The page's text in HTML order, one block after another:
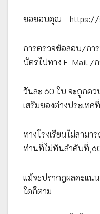
ขอขอบคุณ https://
การตรวจข้อสอบ/กา
บัตรไปทาง E-Mail /
วันละ 60 ใบ จะถูกคว
เสริมของต่างประเทศ
ทางโรงเรียนไม่สามา
ท่านที่ไม่ทันลำดับที่
แม้จะปรากฎผลคะแน
ใดก็ตาม